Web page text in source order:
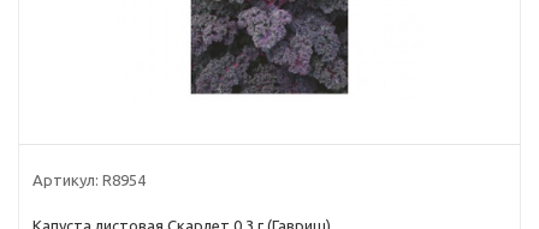
Артикул: R8954
Капуста листовая Скарлет 0,3 г (Гавриш)